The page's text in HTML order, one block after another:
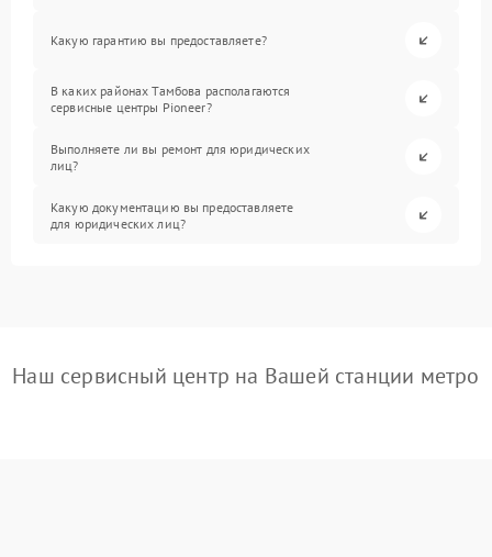
Какую гарантию вы предоставляете?
В каких районах Тамбова располагаются
сервисные центры Pioneer?
Выполняете ли вы ремонт для юридических
лиц?
Какую документацию вы предоставляете
для юридических лиц?
Наш сервисный центр на Вашей станции метро